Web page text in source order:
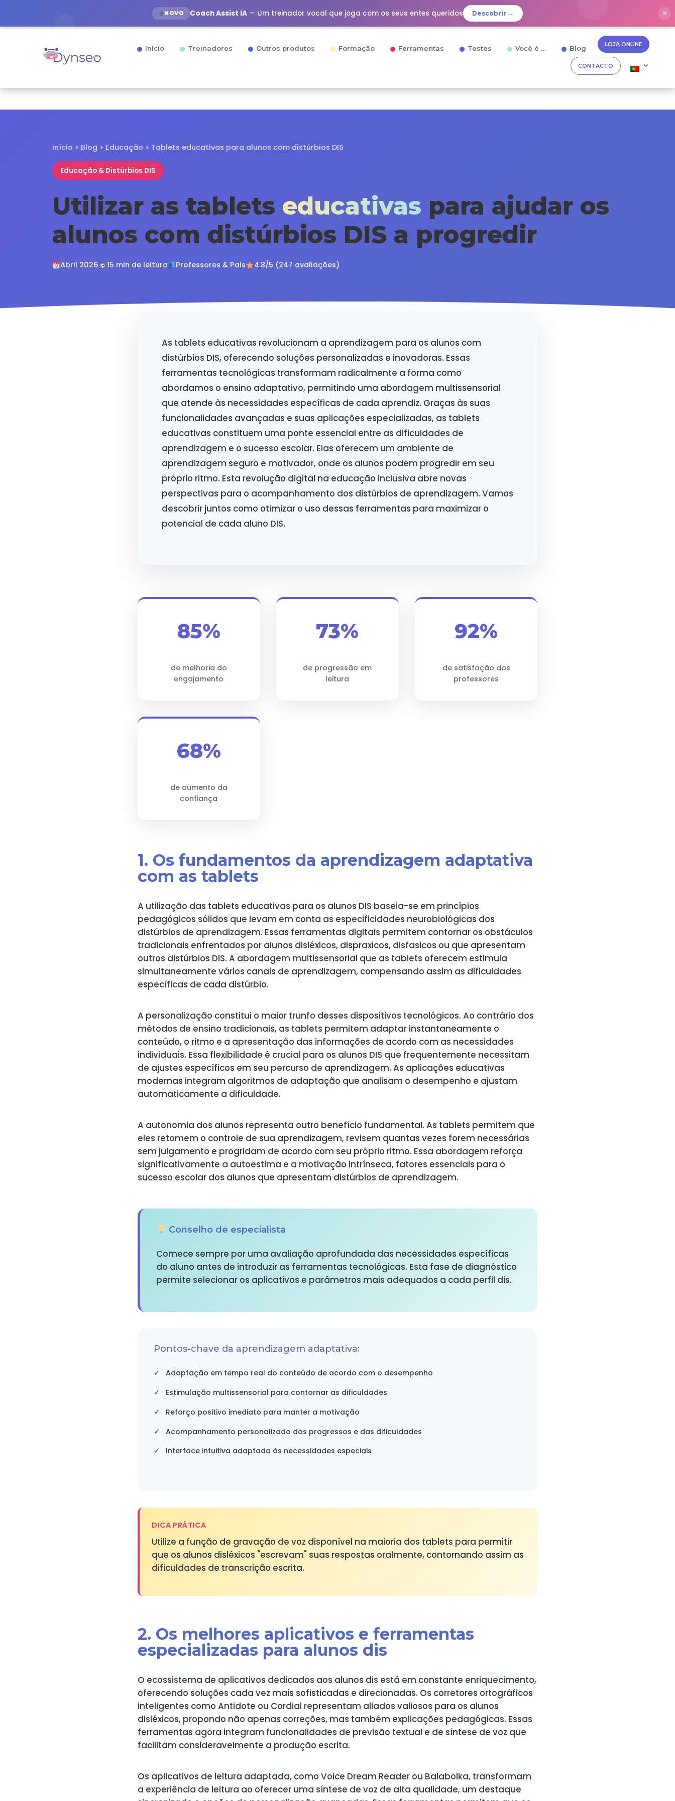
NOVO Coach Assist IA — Um treinador vocal que joga com os seus entes queridos Descobrir → ✕
Início Treinadores Outros produtos Formação Ferramentas Testes Você é … Blog LOJA ONLINE
CONTACTO
Início > Blog > Educação > Tablets educativas para alunos com distúrbios DIS
Educação & Distúrbios DIS
Utilizar as tablets educativas para ajudar os
alunos com distúrbios DIS a progredir
Abril 2026 15 min de leitura Professores & Pais 4.8/5 (247 avaliações)
As tablets educativas revolucionam a aprendizagem para os alunos com
distúrbios DIS, oferecendo soluções personalizadas e inovadoras. Essas
ferramentas tecnológicas transformam radicalmente a forma como
abordamos o ensino adaptativo, permitindo uma abordagem multissensorial
que atende às necessidades específicas de cada aprendiz. Graças às suas
funcionalidades avançadas e suas aplicações especializadas, as tablets
educativas constituem uma ponte essencial entre as dificuldades de
aprendizagem e o sucesso escolar. Elas oferecem um ambiente de
aprendizagem seguro e motivador, onde os alunos podem progredir em seu
próprio ritmo. Esta revolução digital na educação inclusiva abre novas
perspectivas para o acompanhamento dos distúrbios de aprendizagem. Vamos
descobrir juntos como otimizar o uso dessas ferramentas para maximizar o
potencial de cada aluno DIS.
85%
de melhoria do
engajamento
73%
de progressão em
leitura
92%
de satisfação dos
professores
68%
de aumento da
confiança
1. Os fundamentos da aprendizagem adaptativa
com as tablets
A utilização das tablets educativas para os alunos DIS baseia-se em princípios
pedagógicos sólidos que levam em conta as especificidades neurobiológicas dos
distúrbios de aprendizagem. Essas ferramentas digitais permitem contornar os obstáculos
tradicionais enfrentados por alunos disléxicos, dispraxicos, disfasicos ou que apresentam
outros distúrbios DIS. A abordagem multissensorial que as tablets oferecem estimula
simultaneamente vários canais de aprendizagem, compensando assim as dificuldades
específicas de cada distúrbio.
A personalização constitui o maior trunfo desses dispositivos tecnológicos. Ao contrário dos
métodos de ensino tradicionais, as tablets permitem adaptar instantaneamente o
conteúdo, o ritmo e a apresentação das informações de acordo com as necessidades
individuais. Essa flexibilidade é crucial para os alunos DIS que frequentemente necessitam
de ajustes específicos em seu percurso de aprendizagem. As aplicações educativas
modernas integram algoritmos de adaptação que analisam o desempenho e ajustam
automaticamente a dificuldade.
A autonomia dos alunos representa outro benefício fundamental. As tablets permitem que
eles retomem o controle de sua aprendizagem, revisem quantas vezes forem necessárias
sem julgamento e progridam de acordo com seu próprio ritmo. Essa abordagem reforça
significativamente a autoestima e a motivação intrínseca, fatores essenciais para o
sucesso escolar dos alunos que apresentam distúrbios de aprendizagem.
Conselho de especialista
Comece sempre por uma avaliação aprofundada das necessidades específicas
do aluno antes de introduzir as ferramentas tecnológicas. Esta fase de diagnóstico
permite selecionar os aplicativos e parâmetros mais adequados a cada perfil dis.
Pontos-chave da aprendizagem adaptativa:
Adaptação em tempo real do conteúdo de acordo com o desempenho
Estimulação multissensorial para contornar as dificuldades
Reforço positivo imediato para manter a motivação
Acompanhamento personalizado dos progressos e das dificuldades
Interface intuitiva adaptada às necessidades especiais
DICA PRÁTICA
Utilize a função de gravação de voz disponível na maioria dos tablets para permitir
que os alunos disléxicos "escrevam" suas respostas oralmente, contornando assim as
dificuldades de transcrição escrita.
2. Os melhores aplicativos e ferramentas
especializadas para alunos dis
O ecossistema de aplicativos dedicados aos alunos dis está em constante enriquecimento,
oferecendo soluções cada vez mais sofisticadas e direcionadas. Os corretores ortográficos
inteligentes como Antidote ou Cordial representam aliados valiosos para os alunos
disléxicos, propondo não apenas correções, mas também explicações pedagógicas. Essas
ferramentas agora integram funcionalidades de previsão textual e de síntese de voz que
facilitam consideravelmente a produção escrita.
Os aplicativos de leitura adaptada, como Voice Dream Reader ou Balabolka, transformam
a experiência de leitura ao oferecer uma síntese de voz de alta qualidade, um destaque